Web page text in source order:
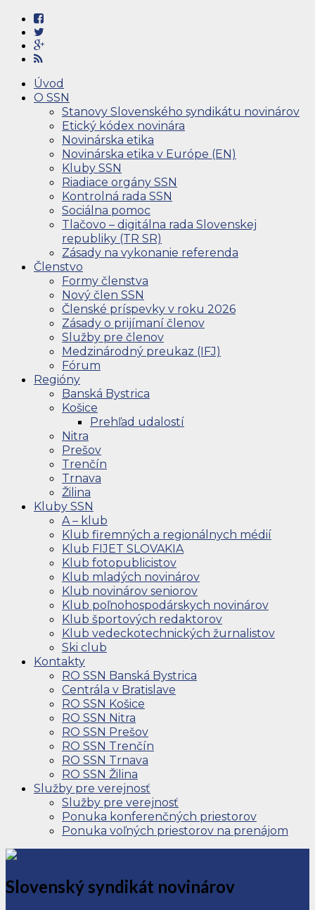
Úvod
O SSN
Stanovy Slovenského syndikátu novinárov
Etický kódex novinára
Novinárska etika
Novinárska etika v Európe (EN)
Kluby SSN
Riadiace orgány SSN
Kontrolná rada SSN
Sociálna pomoc
Tlačovo – digitálna rada Slovenskej
republiky (TR SR)
Zásady na vykonanie referenda
Členstvo
Formy členstva
Nový člen SSN
Členské príspevky v roku 2026
Zásady o prijímaní členov
Služby pre členov
Medzinárodný preukaz (IFJ)
Fórum
Regióny
Banská Bystrica
Košice
Prehľad udalostí
Nitra
Prešov
Trenčín
Trnava
Žilina
Kluby SSN
A – klub
Klub firemných a regionálnych médií
Klub FIJET SLOVAKIA
Klub fotopublicistov
Klub mladých novinárov
Klub novinárov seniorov
Klub poľnohospodárskych novinárov
Klub športových redaktorov
Klub vedeckotechnických žurnalistov
Ski club
Kontakty
RO SSN Banská Bystrica
Centrála v Bratislave
RO SSN Košice
RO SSN Nitra
RO SSN Prešov
RO SSN Trenčín
RO SSN Trnava
RO SSN Žilina
Služby pre verejnosť
Služby pre verejnosť
Ponuka konferenčných priestorov
Ponuka voľných priestorov na prenájom
Slovenský syndikát novinárov